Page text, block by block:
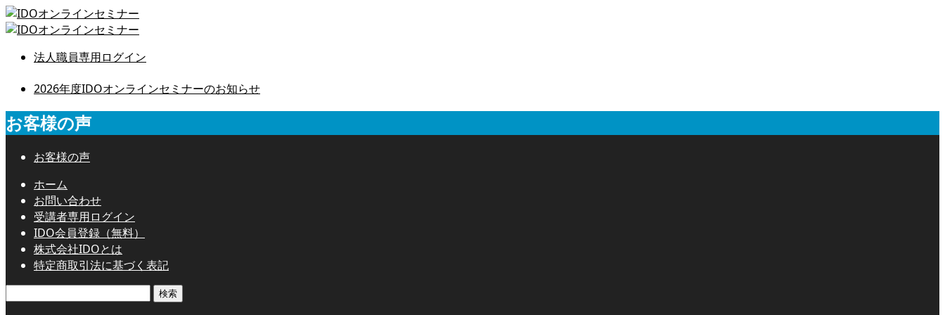
法人職員専用ログイン
2026年度IDOオンラインセミナーのお知らせ
お客様の声
お客様の声
ホーム
お問い合わせ
受講者専用ログイン
IDO会員登録（無料）
株式会社IDOとは
特定商取引法に基づく表記